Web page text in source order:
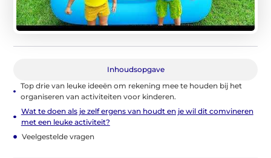
Inhoudsopgave
Top drie van leuke ideeën om rekening mee te houden bij het
organiseren van activiteiten voor kinderen.
Wat te doen als je zelf ergens van houdt en je wil dit comvineren
met een leuke activiteit?
Veelgestelde vragen